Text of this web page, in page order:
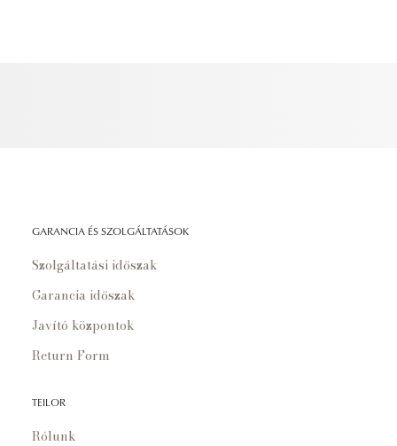
GARANCIA ÉS SZOLGÁLTATÁSOK
Szolgáltatási időszak
Garancia időszak
Javító központok
Return Form
TEILOR
Rólunk